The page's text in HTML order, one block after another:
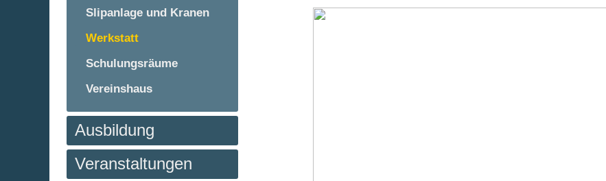
Slipanlage und Kranen
Werkstatt
Schulungsräume
Vereinshaus
Ausbildung
Veranstaltungen